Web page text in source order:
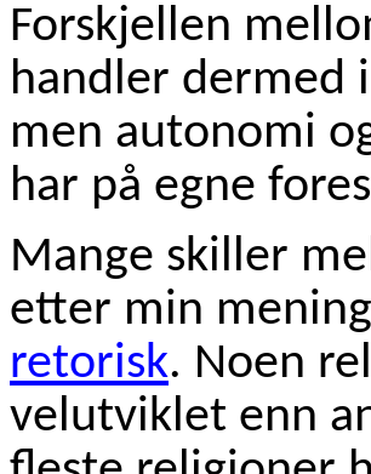
Forskjellen
handler dermed
men autonomi
har på egne
Mange skiller
etter min
retorisk. Noen
velutviklet enn